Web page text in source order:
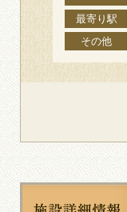
最寄り駅
その他